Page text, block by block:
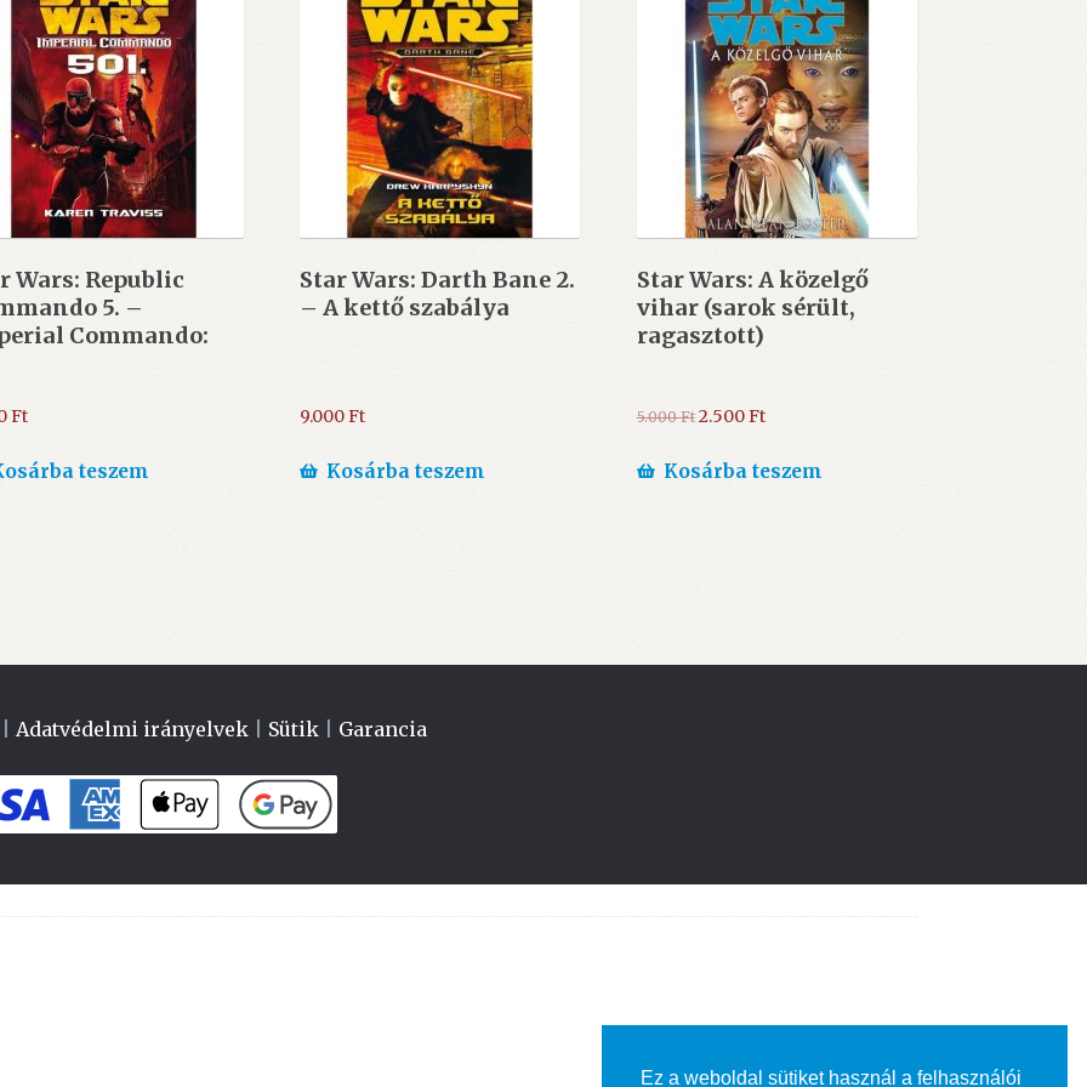
Wars: Republic
5. –
Commando:
Ft
teszem
Star Wars: Darth Bane 2.
– A kettő szabálya
9.000Ft
Kosárba teszem
Star Wars: A közelgő
vihar (sarok sérült,
ragasztott)
5.000Ft Original
was:
2.500FtCurrent
is:
Kosárba teszem
|Adatvédelmi irányelvek Sütik Garancia
Ez a weboldal sütiket használ a felhasználói